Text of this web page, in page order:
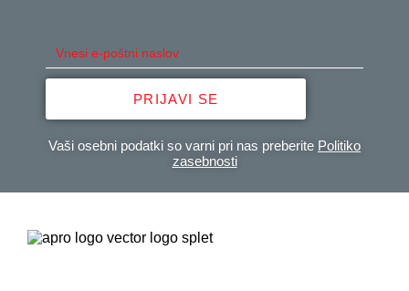
PRIJAVI SE
Vaši osebni podatki so varni pri nas preberite Politiko
zasebnosti